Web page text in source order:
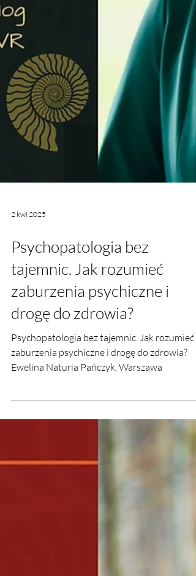
2 kwi 2025
Psychopatologia bez
tajemnic. Jak rozumieć
zaburzenia psychiczne i
drogę do zdrowia?
zaburzenia psychiczne i drogę do zdrowia?
Ewelina Naturia Pańczyk, Warszawa